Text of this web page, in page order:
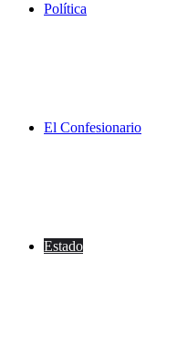
Política
El Confesionario
Estado